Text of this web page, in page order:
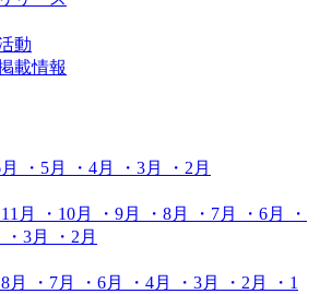
動
載情報
・5月 ・4月 ・3月
・2月
11月 ・10月 ・9月 ・8月 ・7月 ・6月
・
・3月
・2月
8月 ・7月 ・6月 ・4月 ・3月 ・2月
・1